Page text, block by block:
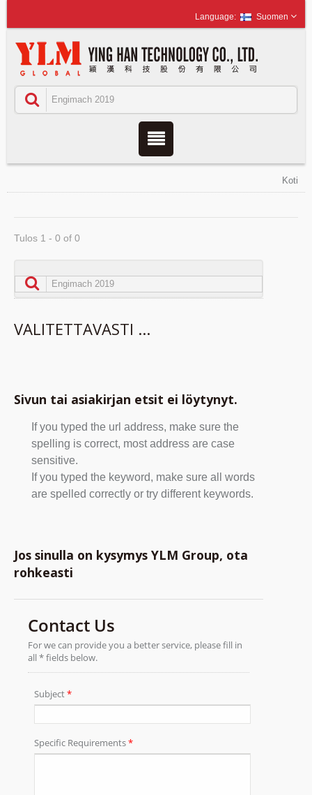
Suomen
Koti
Tulos 1 - 0 of 0
VALITETTAVASTI ...
Sivun tai asiakirjan etsit ei löytynyt.
If you typed the url address, make sure the
spelling is correct, most address are case
sensitive.
If you typed the keyword, make sure all words
are spelled correctly or try different keywords.
Jos sinulla on kysymys YLM Group, ota
rohkeasti